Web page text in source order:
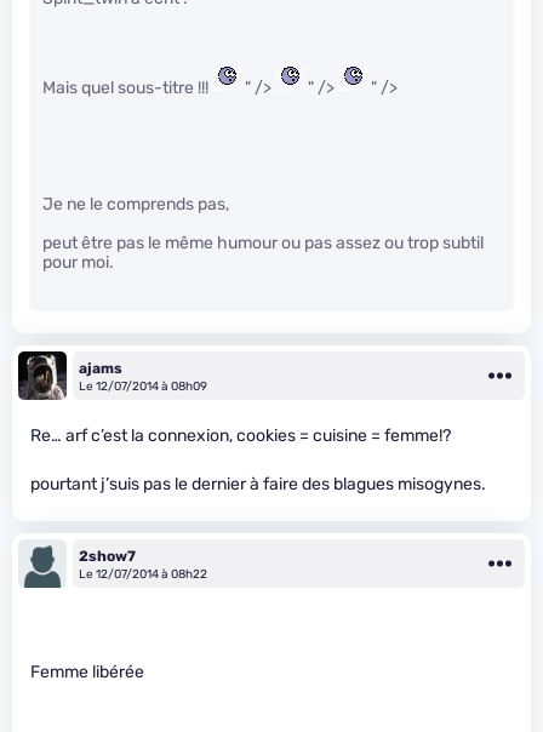
Mais quel sous-titre !!! " /> " /> " />
Je ne le comprends pas,
peut être pas le même humour ou pas assez ou trop subtil
pour moi.
ajams
Le 12/07/2014 à 08h09
Re… arf c’est la connexion, cookies = cuisine = femme!?
pourtant j’suis pas le dernier à faire des blagues misogynes.
2show7
Le 12/07/2014 à 08h22
Femme libérée